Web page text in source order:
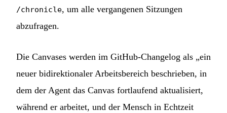
/chronicle, um alle vergangenen Sitzungen
abzufragen.
Die Canvases werden im GitHub-Changelog als „ein
neuer bidirektionaler Arbeitsbereich beschrieben, in
dem der Agent das Canvas fortlaufend aktualisiert,
während er arbeitet, und der Mensch in Echtzeit